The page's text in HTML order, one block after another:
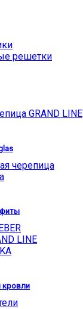
решетки
GRAND LINE
черепица
LINE
кровли